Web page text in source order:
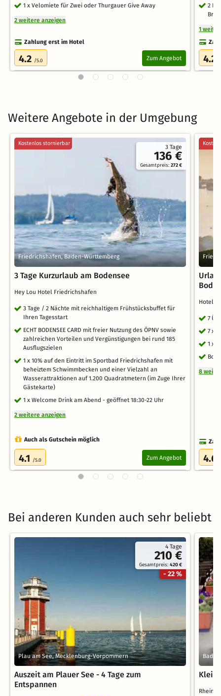
1 x Velomiete für Zwei oder Thurgauer Give Away
2 weitere anzeigen
Zahlung erst im Hotel
4.2 /5.0 Zum Angebot
2
1
4.2
Weitere Angebote in der Umgebung
3 Tage
136 €
Gesamtpreis:272 €
Kostenlos stornierbar
Friedrichshafen, Baden-Württemberg
3 Tage Kurzurlaub am Bodensee
Hey Lou Hotel Friedrichshafen
3 Tage / 2 Nächte mit reichhaltigem Frühstücksbuffet für
Ihren Tagesstart
ECHT BODENSEE CARD mit freier Nutzung des ÖPNV sowie
zahlreichen Vorteilen und Vergünstigungen bei rund 185
Ausflugszielen
1 x 10% auf den Eintritt im Sportbad Friedrichshafen mit
beheiztem Schwimmbecken und einer Vielzahl an
Wasserattraktionen auf 1.200 Quadratmetern (im Zuge Ihrer
Gästekarte)
1 x Welcome Drink am Abend - geöffnet 18:30-22 Uhr
2 weitere anzeigen
Auch als Gutschein möglich
4.1 /5.0 Zum Angebot
Hotel
7
7 x
1 x
8
4.6
Bei anderen Kunden auch sehr beliebt
4 Tage
210 €
Gesamtpreis:420 €
- 22 %
Plau am See, Mecklenburg-Vorpommern
Auszeit am Plauer See - 4 Tage zum
Entspannen
Bad